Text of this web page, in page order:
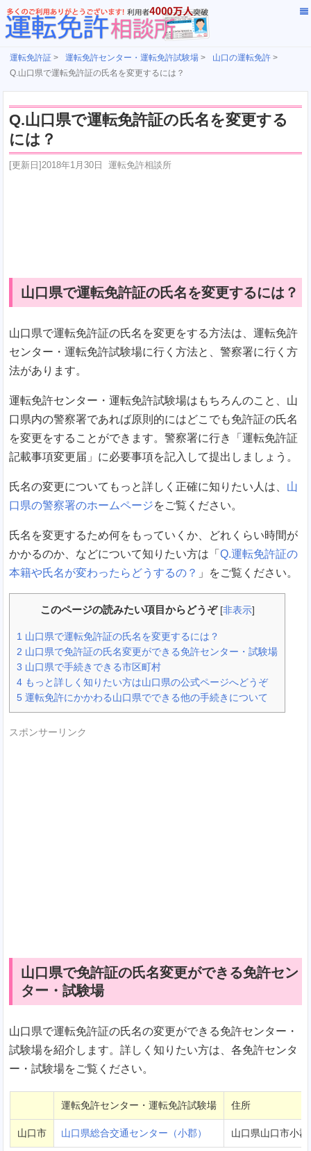
運転免許証 > 運転免許センター・運転免許試験場 > 山口の運転免許 >
Q.山口県で運転免許証の氏名を変更するには？
Q.山口県で運転免許証の氏名を変更する
には？
[更新日]2018年1月30日 運転免許相談所
山口県で運転免許証の氏名を変更するには？
山口県で運転免許証の氏名を変更をする方法は、運転免許
センター・運転免許試験場に行く方法と、警察署に行く方
法があります。
運転免許センター・運転免許試験場はもちろんのこと、山
口県内の警察署であれば原則的にはどこでも免許証の氏名
を変更をすることができます。警察署に行き「運転免許証
記載事項変更届」に必要事項を記入して提出しましょう。
氏名の変更についてもっと詳しく正確に知りたい人は、 山
口県の警察署のホームページをご覧ください。
氏名を変更するため何をもっていくか、どれくらい時間が
かかるのか、などについて知りたい方は「 Q.運転免許証の
本籍や氏名が変わったらどうするの？ 」をご覧ください。
このページの読みたい項目からどうぞ [非表示]
1 山口県で運転免許証の氏名を変更するには？
2 山口県で免許証の氏名変更ができる免許センター・試験場
3 山口県で手続きできる市区町村
4 もっと詳しく知りたい方は山口県の公式ページへどうぞ
5 運転免許にかかわる山口県でできる他の手続きについて
スポンサーリンク
山口県で免許証の氏名変更ができる免許セン
ター・試験場
山口県で運転免許証の氏名の変更ができる免許センター・
試験場を紹介します。詳しく知りたい方は、各免許センタ
ー・試験場をご覧ください。
運転免許センター・運転免許試験場 住所
山口市 山口県総合交通センター（小郡） 山口県山口市小